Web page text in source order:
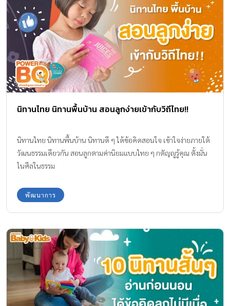
นิทานไทย นิทานพื้นบ้าน สอนลูกง่ายเข้ากับวิถีไทย!!
นิทานไทย นิทานพื้นบ้าน นิทานดี ๆ ได้ข้อคิดสอนใจ เข้าใจง่ายภายใต้
วัฒนธรรมเดียวกัน สอนลูกตามค่านิยมแบบไทย ๆ กตัญญูรู้คุณ ตั้งมั่น
ในศีลในธรรม
พัฒนาการ